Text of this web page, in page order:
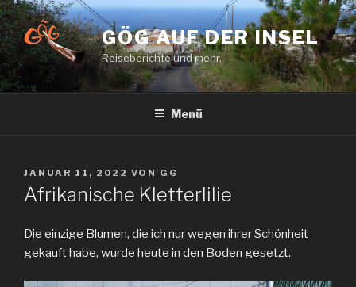
Zum
Inhalt
springen
GÖG AUF DER INSEL
Reiseberichte und mehr.
Menü
VERÖFFENTLICHT
AM
JANUAR 11, 2022 VON GG
Afrikanische Kletterlilie
Die einzige Blumen, die ich nur wegen ihrer Schönheit
gekauft habe, wurde heute in den Boden gesetzt.